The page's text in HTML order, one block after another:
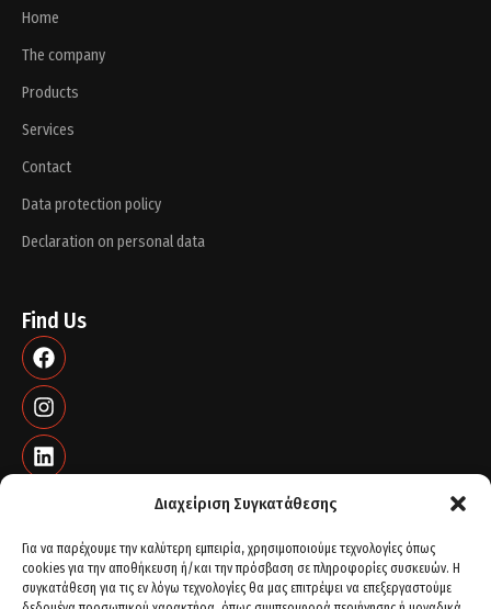
Διαχείριση Συγκατάθεσης
Για να παρέχουμε την καλύτερη εμπειρία, χρησιμοποιούμε τεχνολογίες όπως
cookies για την αποθήκευση ή/και την πρόσβαση σε πληροφορίες συσκευών. Η
συγκατάθεση για τις εν λόγω τεχνολογίες θα μας επιτρέψει να επεξεργαστούμε
Home
The company
Products
Services
Contact
Data protection policy
Declaration on personal data
Find Us
Contact info